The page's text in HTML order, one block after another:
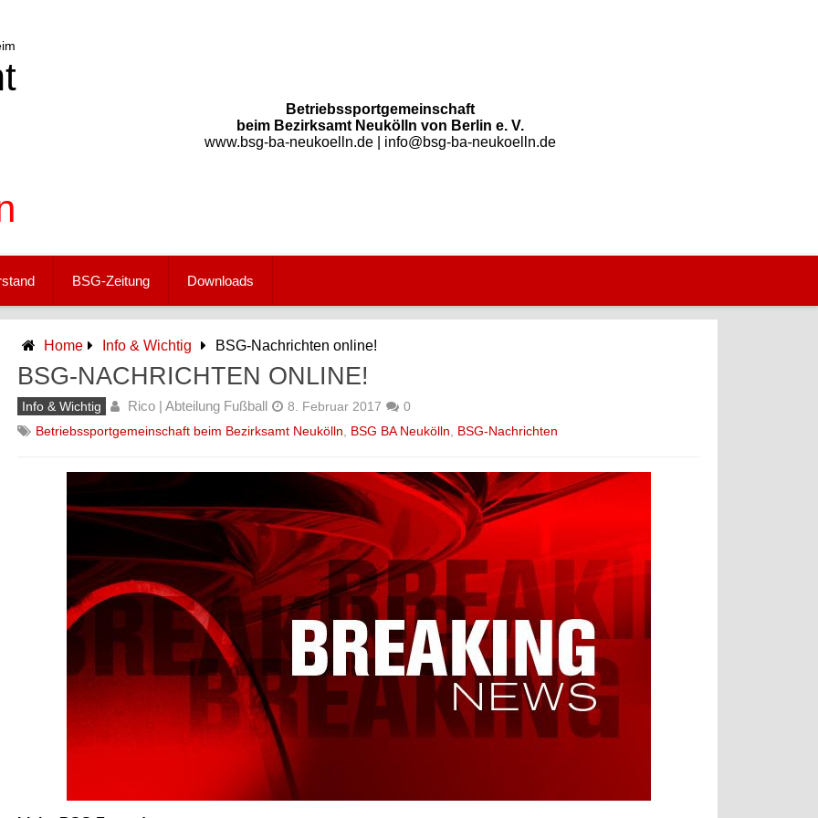
Betriebssportgemeinschaft
beim Bezirksamt Neukölln von Berlin e. V.
www.bsg-ba-neukoelln.de | info@bsg-ba-neukoelln.de
BSG-Zeitung Downloads
Home Info & Wichtig BSG-Nachrichten online!
BSG-NACHRICHTEN ONLINE!
Info & Wichtig Rico | Abteilung Fußball 8. Februar 2017
0
Betriebssportgemeinschaft beim Bezirksamt Neukölln
BSG BA Neukölln BSG-Nachrichten